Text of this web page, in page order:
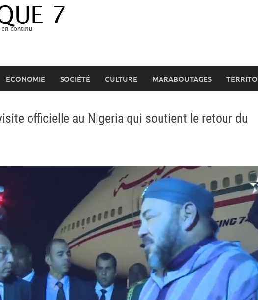
ECONOMIE SOCIÉTÉ CULTURE MARABOUTAGES
officielle au Nigeria qui soutient le retour du